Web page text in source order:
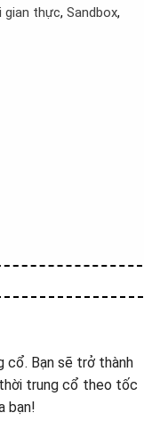
gian thực, Sandbox,
cổ. Bạn sẽ trở thành
trung cổ theo tốc
bạn!